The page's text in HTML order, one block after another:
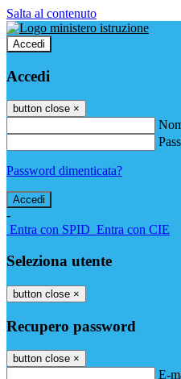
Salta al contenuto
Accedi
Accedi
button close ×
Password dimenticata?
-
Entra con SPID Entra con CIE
Seleziona utente
button close ×
Recupero password
button close ×
E-